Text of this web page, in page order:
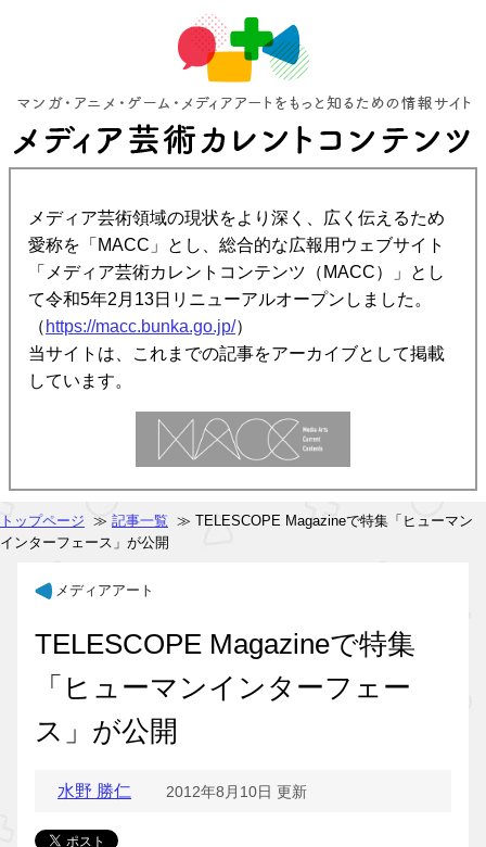
メディア芸術領域の現状をより深く、広く伝えるため
愛称を「MACC」とし、総合的な広報用ウェブサイト
「メディア芸術カレントコンテンツ（MACC）」とし
て令和5年2月13日リニューアルオープンしました。
（ https://macc.bunka.go.jp/）
当サイトは、これまでの記事をアーカイブとして掲載
しています。
トップページ ≫ 記事一覧 ≫ TELESCOPE Magazineで特集「ヒューマン
インターフェース」が公開
メディアアート
TELESCOPE Magazineで特集
「ヒューマンインターフェー
ス」が公開
水野 勝仁 2012年8月10日 更新